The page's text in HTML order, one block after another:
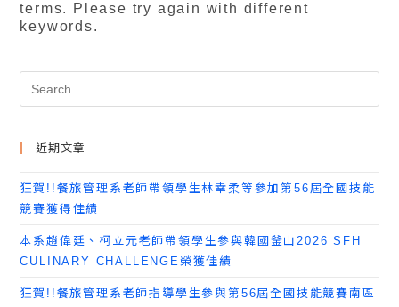
terms. Please try again with different
keywords.
近期文章
狂賀!!餐旅管理系老師帶領學生林幸柔等參加第56屆全國技能
競賽獲得佳績
本系趙偉廷、柯立元老師帶領學生參與韓國釜山2026 SFH
CULINARY CHALLENGE榮獲佳績
狂賀!!餐旅管理系老師指導學生參與第56屆全國技能競賽南區